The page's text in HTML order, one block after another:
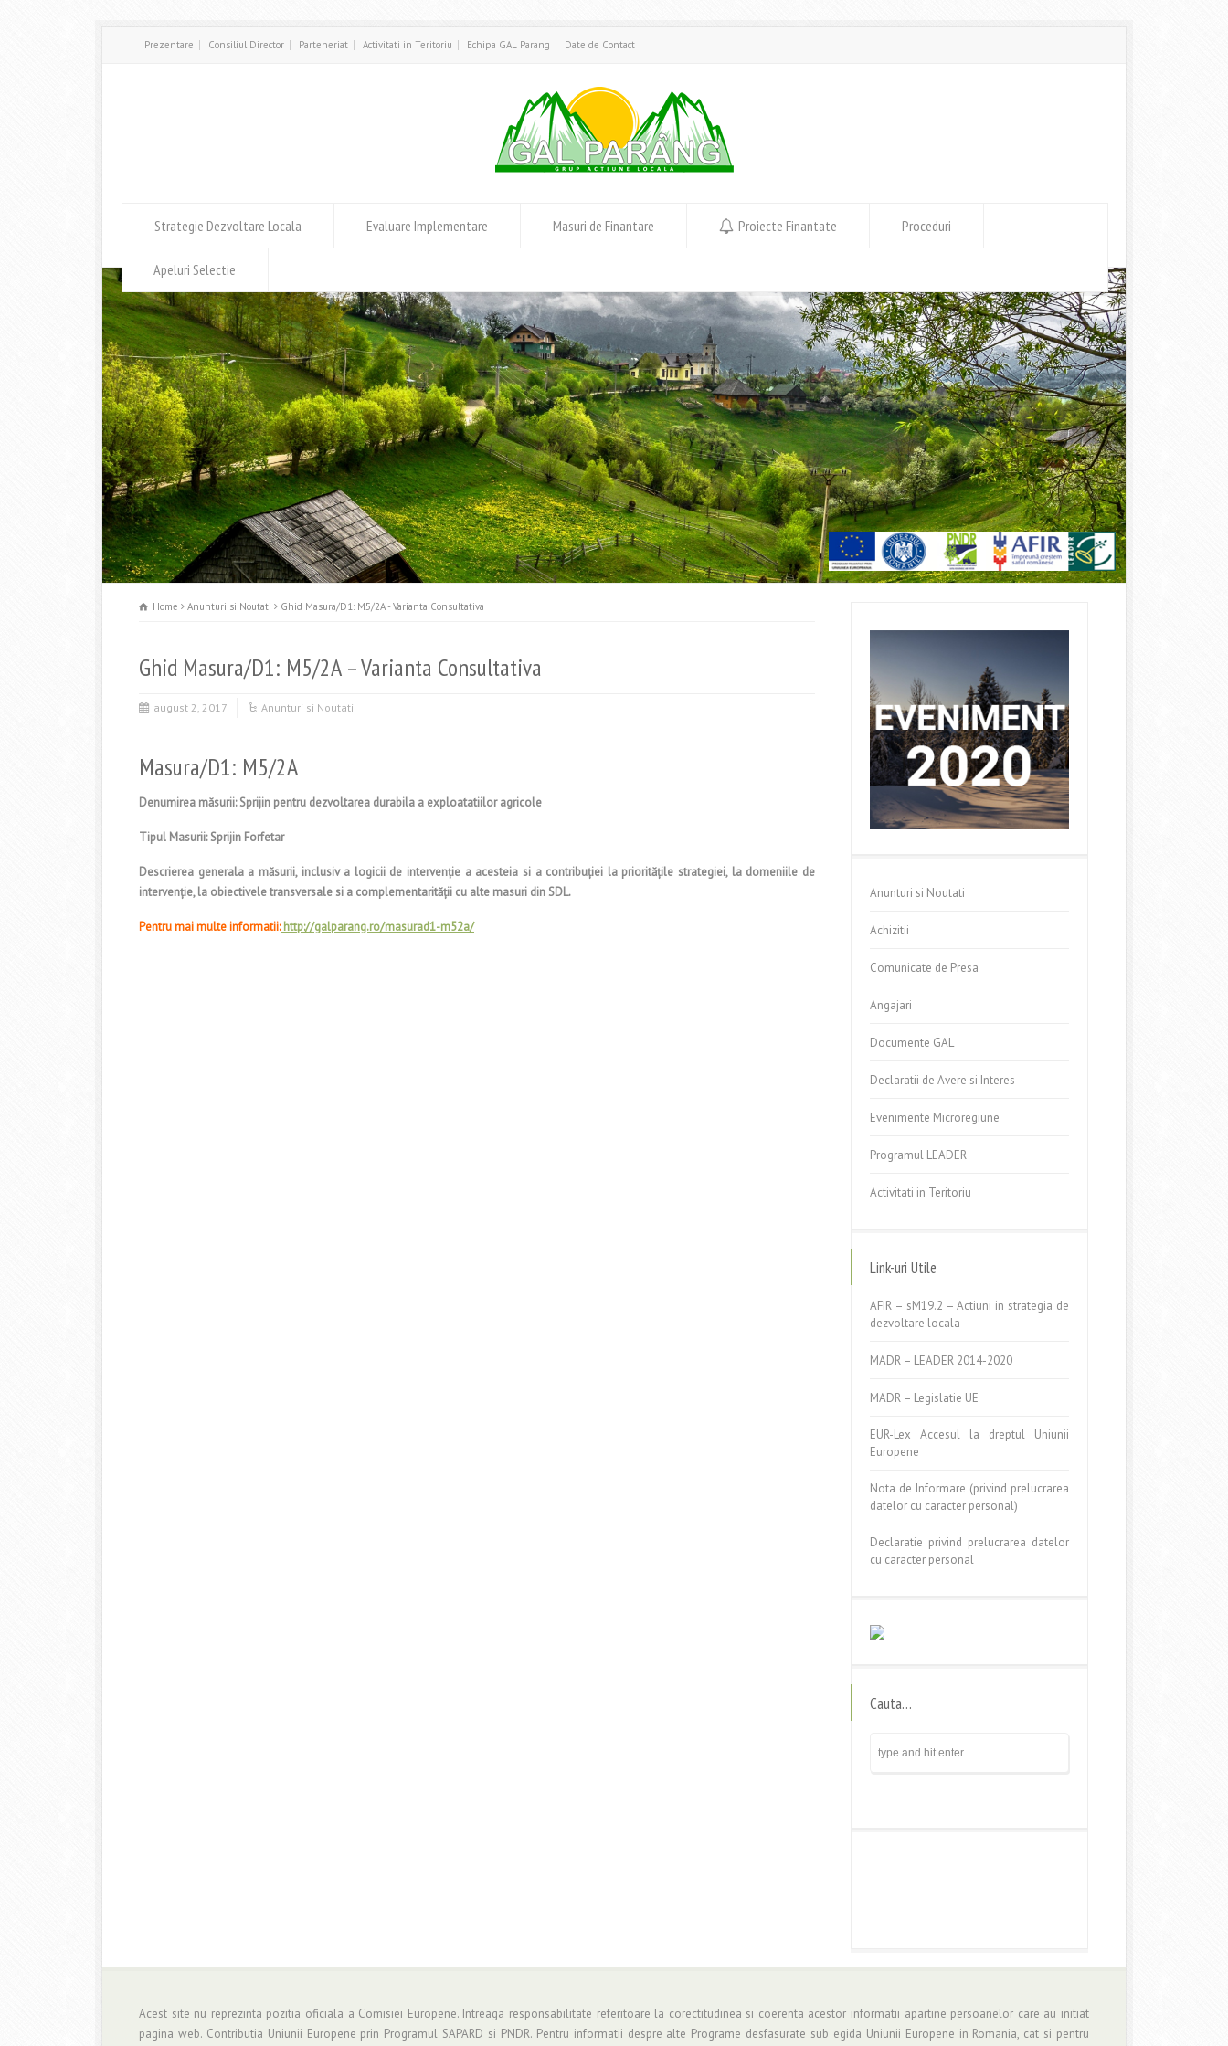
Prezentare Consiliul Director Parteneriat Activitati in Teritoriu Echipa GAL Parang Date de Contact
Strategie Dezvoltare Locala Evaluare Implementare Masuri de Finantare Proiecte Finantate Proceduri
Apeluri Selectie
Home Anunturi si Noutati Ghid Masura/D1: M5/2A - Varianta Consultativa
Ghid Masura/D1: M5/2A – Varianta Consultativa
august 2, 2017 Anunturi si Noutati
Masura/D1: M5/2A
Denumirea măsurii: Sprijin pentru dezvoltarea durabila a exploatatiilor agricole
Tipul Masurii: Sprijin Forfetar
Descrierea generala a măsurii, inclusiv a logicii de intervenţie a acesteia si a contribuţiei la priorităţile strategiei, la domeniile de
intervenţie, la obiectivele transversale si a complementarităţii cu alte masuri din SDL.
Pentru mai multe informatii:http://galparang.ro/masurad1-m52a/
Anunturi si Noutati
Achizitii
Comunicate de Presa
Angajari
Documente GAL
Declaratii de Avere si Interes
Evenimente Microregiune
Programul LEADER
Activitati in Teritoriu
Link-uri Utile
AFIR – sM19.2 – Actiuni in strategia de
dezvoltare locala
MADR – LEADER 2014-2020
MADR – Legislatie UE
EUR-Lex Accesul la dreptul Uniunii
Europene
Nota de Informare (privind prelucrarea
datelor cu caracter personal)
Declaratie privind prelucrarea datelor
cu caracter personal
Cauta…
Acest site nu reprezinta pozitia oficiala a Comisiei Europene. Intreaga responsabilitate referitoare la corectitudinea si coerenta acestor informatii apartine persoanelor care au initiat
pagina web. Contributia Uniunii Europene prin Programul SAPARD si PNDR. Pentru informatii despre alte Programe desfasurate sub egida Uniunii Europene in Romania, cat si pentru